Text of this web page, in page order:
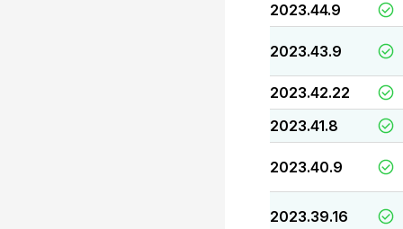
2023.44.9
2023.43.9
2023.42.22
2023.41.8
2023.40.9
2023.39.16